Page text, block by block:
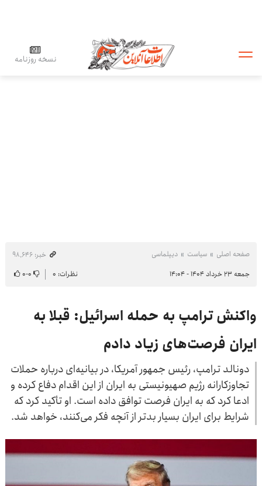
نسخه روزنامه
صفحه اصلی سیاست دیپلماسی
خبر: ۹۸٬۶۴۶
جمعه ۲۳ خرداد ۱۴۰۴ - ۱۴:۰۴
نظرات: ۰ ۰-۰
واکنش ترامپ به حمله اسرائیل: قبلا به
ایران فرصت‌های زیاد دادم
دونالد ترامپ، رئیس جمهور آمریکا، در بیانیه‌ای درباره حملات
تجاوزکارانه رژیم صهیونیستی به ایران از این اقدام دفاع کرده و
ادعا کرد که به ایران فرصت توافق داده است. او تأکید کرد که
شرایط برای ایران بسیار بدتر از آنچه فکر می‌کنند، خواهد شد.